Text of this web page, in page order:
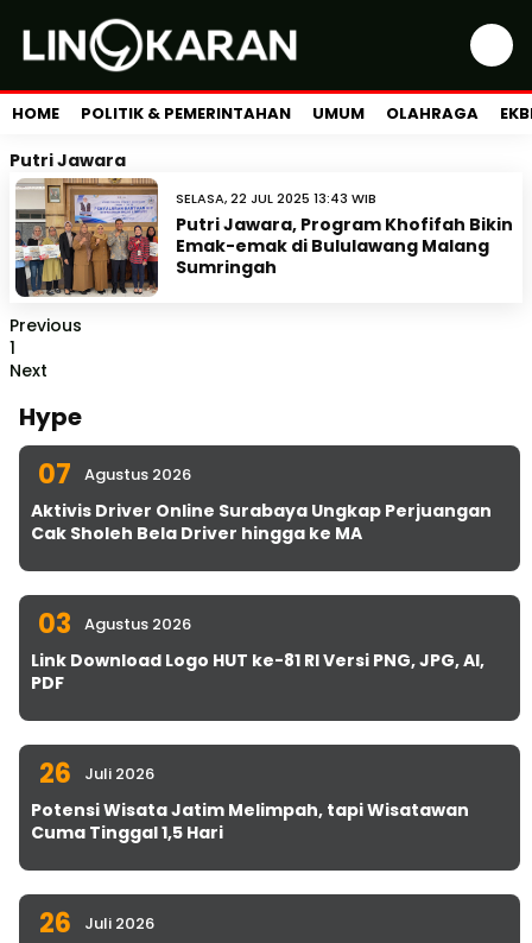
HOME POLITIK & PEMERINTAHAN UMUM OLAHRAGA
Putri Jawara
SELASA, 22 JUL 2025 13:43 WIB
Putri Jawara, Program Khofifah Bikin
Emak-emak di Bululawang Malang
Sumringah
Previous
1
Next
Hype
07 Agustus 2026
Aktivis Driver Online Surabaya Ungkap Perjuangan
Cak Sholeh Bela Driver hingga ke MA
03 Agustus 2026
Link Download Logo HUT ke-81 RI Versi PNG, JPG, AI,
PDF
26 Juli 2026
Potensi Wisata Jatim Melimpah, tapi Wisatawan
Cuma Tinggal 1,5 Hari
26 Juli 2026